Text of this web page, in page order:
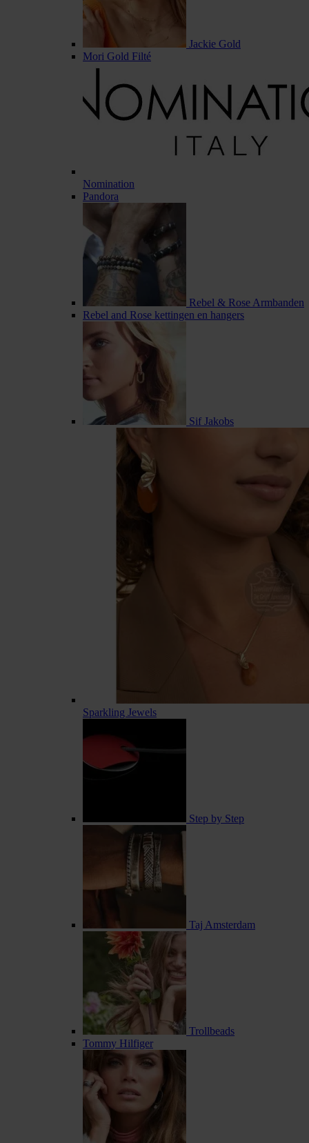
Jackie Gold
Mori Gold Filté
Nomination
Pandora
Rebel & Rose Armbanden
Rebel and Rose kettingen en hangers
Sif Jakobs
Sparkling Jewels
Step by Step
Taj Amsterdam
Trollbeads
Tommy Hilfiger